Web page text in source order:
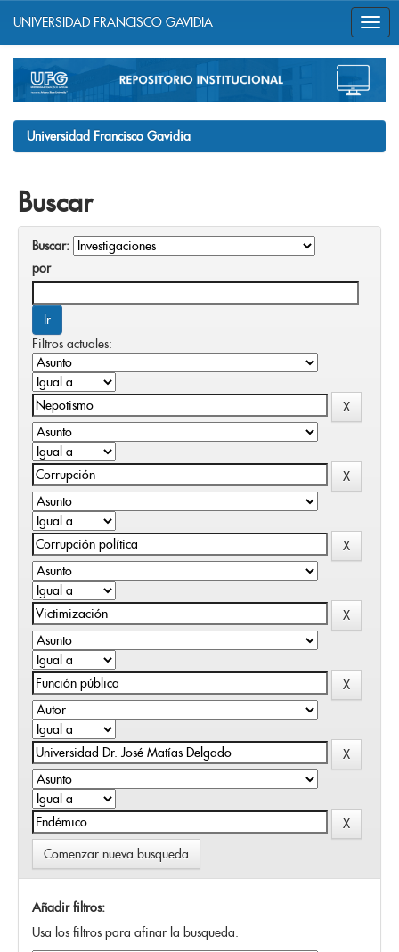
navigation
UNIVERSIDAD FRANCISCO GAVIDIA
Universidad Francisco Gavidia
Buscar
Buscar:
por
Filtros actuales:
Comenzar nueva busqueda
Añadir filtros:
Usa los filtros para afinar la busqueda.